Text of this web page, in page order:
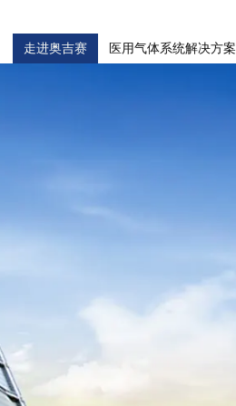
走进奥吉赛 医用气体系统解决方案